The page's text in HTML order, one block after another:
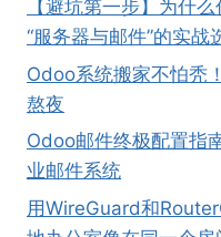
【避坑第一步】为什
“服务器与邮件”的实战
Odoo系统搬家不怕秃
熬夜
Odoo邮件终极配置指
业邮件系统
用WireGuard和